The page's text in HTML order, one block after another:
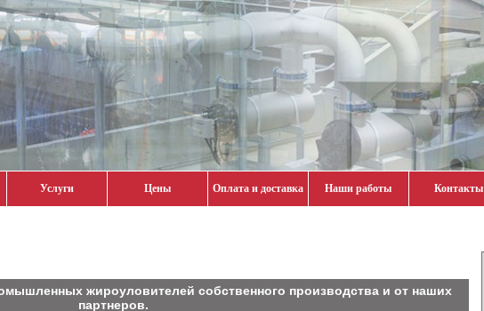
Услуги Цены Оплата и доставка Наши работы Контакты
жироуловителей собственного производства и от наших
партнеров.